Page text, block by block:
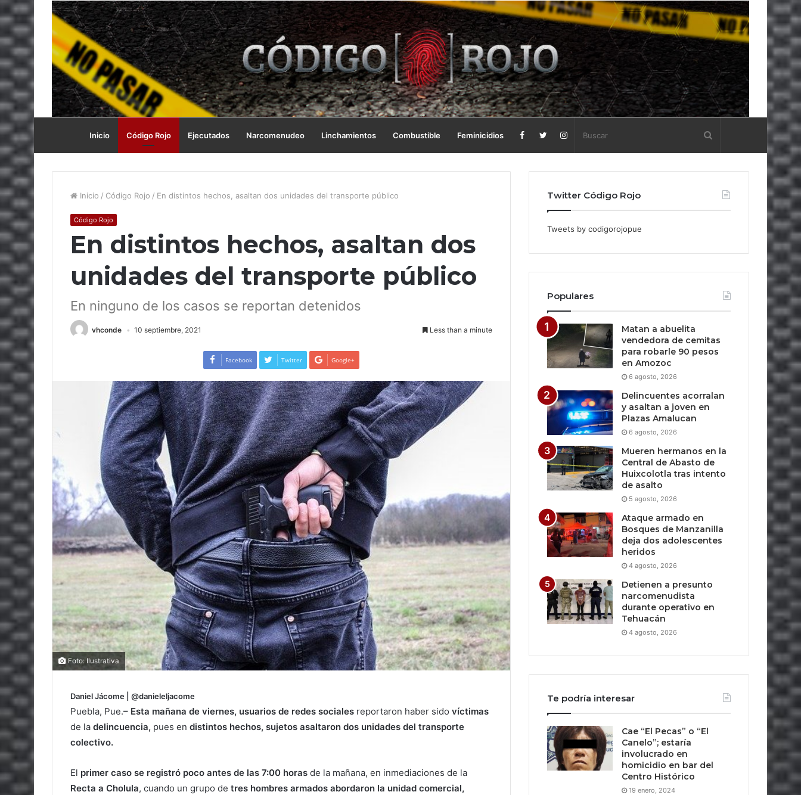
Inicio Código Rojo Ejecutados Narcomenudeo Linchamientos Combustible Feminicidios
Inicio / Código Rojo / En distintos hechos, asaltan dos unidades del transporte público
Código Rojo
En distintos hechos, asaltan dos
unidades del transporte público
En ninguno de los casos se reportan detenidos
vhconde 10 septiembre, 2021 Less than a minute
Facebook Twitter Google+
Foto: Ilustrativa
Daniel Jácome | @danieleljacome
Puebla, Pue.– Esta mañana de viernes, usuarios de redes sociales reportaron haber sido víctimas
de la delincuencia, pues en distintos hechos, sujetos asaltaron dos unidades del transporte
colectivo.
El primer caso se registró poco antes de las 7:00 horas de la mañana, en inmediaciones de la
Recta a Cholula, cuando un grupo de tres hombres armados abordaron la unidad comercial,
Twitter Código Rojo
Tweets by codigorojopue
Populares
Matan a abuelita
vendedora de cemitas
para robarle 90 pesos
en Amozoc
6 agosto, 2026
Delincuentes acorralan
y asaltan a joven en
Plazas Amalucan
6 agosto, 2026
Mueren hermanos en la
Central de Abasto de
Huixcolotla tras intento
de asalto
5 agosto, 2026
Ataque armado en
Bosques de Manzanilla
deja dos adolescentes
heridos
4 agosto, 2026
Detienen a presunto
narcomenudista
durante operativo en
Tehuacán
4 agosto, 2026
Te podría interesar
Cae “El Pecas” o “El
Canelo”; estaría
involucrado en
homicidio en bar del
Centro Histórico
19 enero, 2024